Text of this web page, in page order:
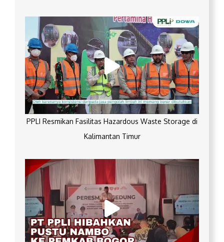
PPLI Resmikan Fasilitas Hazardous Waste Storage di
Kalimantan Timur